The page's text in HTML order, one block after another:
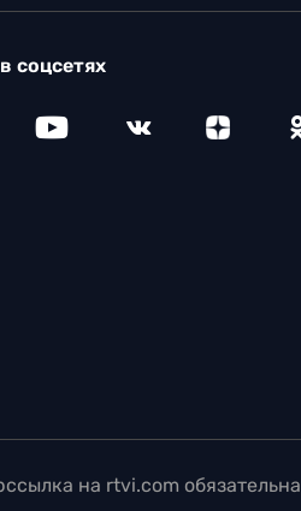
соцсетях
на rtvi.com обязательна